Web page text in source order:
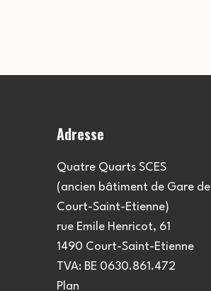
Adresse
Quatre Quarts SCES
(ancien bâtiment de Gare de
Court-Saint-Etienne)
rue Emile Henricot, 61
1490 Court-Saint-Etienne
TVA: BE 0630.861.472
Plan